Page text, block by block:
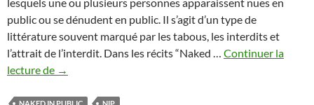
lesquels une ou plusieurs personnes apparaissent nues en
public ou se dénudent en public. Il s’agit d’un type de
littérature souvent marqué par les tabous, les interdits et
l’attrait de l’interdit. Dans les récits “Naked … Continuer la
lecture de Le
→